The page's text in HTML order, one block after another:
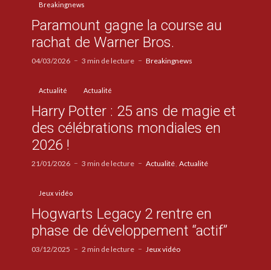
Breakingnews
Paramount gagne la course au
rachat de Warner Bros.
04/03/2026 3 min de lecture Breakingnews
Actualité Actualité
Harry Potter : 25 ans de magie et
des célébrations mondiales en
2026 !
21/01/2026 3 min de lecture Actualité Actualité
Jeux vidéo
Hogwarts Legacy 2 rentre en
phase de développement “actif”
03/12/2025 2 min de lecture Jeux vidéo